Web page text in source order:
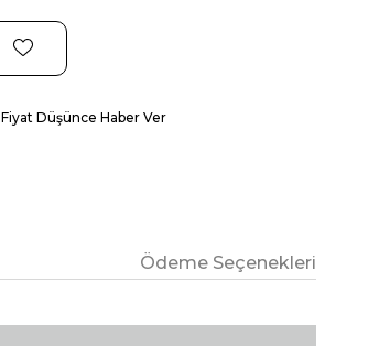
Fiyat Düşünce Haber Ver
Ödeme Seçenekleri